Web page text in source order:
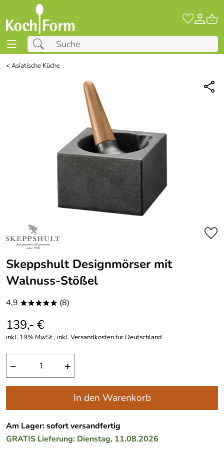
<Asiatische Küche
Skeppshult Designmörser mit
Walnuss-Stößel
4,9 ***** (8)
139,- €
inkl. 19% MwSt., inkl.Versandkostenfür Deutschland
− +
In den Warenkorb
Am Lager: sofort versandfertig
GRATIS Lieferung: Dienstag, 11.08.2026